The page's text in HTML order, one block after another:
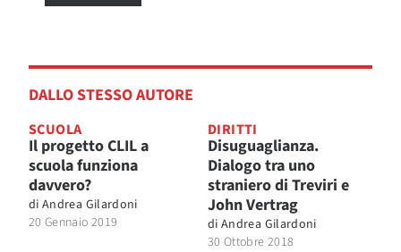
DALLO STESSO AUTORE
SCUOLA
Il progetto CLIL a
scuola funziona
davvero?
di Andrea Gilardoni
20 Gennaio 2019
DIRITTI
Disuguaglianza.
Dialogo tra uno
straniero di Treviri e
John Vertrag
di Andrea Gilardoni
30 Ottobre 2018